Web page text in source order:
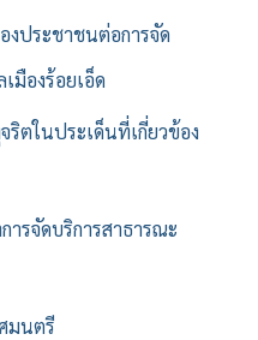
งประชาชนต่อการจัด
มืองร้อยเอ็ด
ริตในประเด็นที่เกี่ยวข้อง
รจัดบริการสาธารณะ
มนตรี